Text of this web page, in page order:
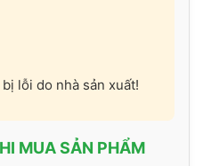
lỗi do nhà sản xuất!
MUA SẢN PHẨM